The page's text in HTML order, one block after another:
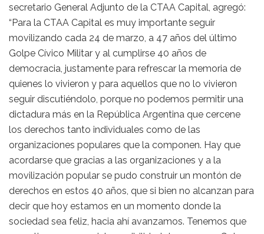
secretario General Adjunto de la CTAA Capital, agregó:
“Para la CTAA Capital es muy importante seguir
movilizando cada 24 de marzo, a 47 años del último
Golpe Cívico Militar y al cumplirse 40 años de
democracia, justamente para refrescar la memoria de
quienes lo vivieron y para aquellos que no lo vivieron
seguir discutiéndolo, porque no podemos permitir una
dictadura más en la República Argentina que cercene
los derechos tanto individuales como de las
organizaciones populares que la componen. Hay que
acordarse que gracias a las organizaciones y a la
movilización popular se pudo construir un montón de
derechos en estos 40 años, que si bien no alcanzan para
decir que hoy estamos en un momento donde la
sociedad sea feliz, hacia ahí avanzamos. Tenemos que